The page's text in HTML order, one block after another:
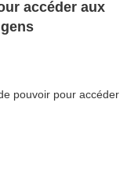
accéder aux